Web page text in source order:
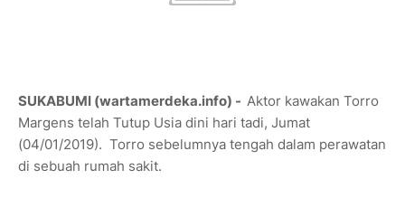
SUKABUMI (wartamerdeka.info) - Aktor kawakan Torro
Margens telah Tutup Usia dini hari tadi, Jumat
(04/01/2019). Torro sebelumnya tengah dalam perawatan
di sebuah rumah sakit.